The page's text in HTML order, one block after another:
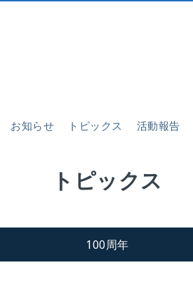
お知らせ トピックス 活動報告
トピックス
100周年